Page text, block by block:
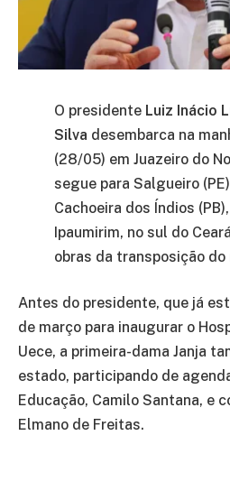
O presidente Luiz Inácio
Silva desembarca na
(28/05) em Juazeiro do
segue para Salgueiro
Cachoeira dos Índios
Ipaumirim, no sul do
obras da transposição do
Antes do presidente, que já
de março para inaugurar o
Uece, a primeira-dama Janja
estado, participando de
Educação, Camilo Santana, e
Elmano de Freitas.